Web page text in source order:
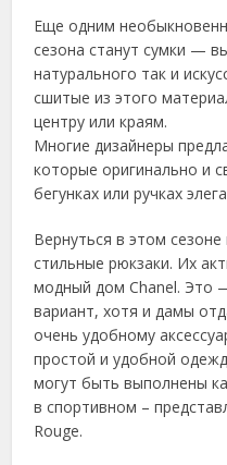
Еще одним
сезона станут сумки —
натурального так и
сшитые из этого
центру или краям.
Многие дизайнеры
которые оригинально и
бегунках или ручках
Вернуться в этом
стильные рюкзаки. Их
модный дом Chanel. Это
вариант, хотя и дамы
очень удобному
простой и удобной
могут быть выполнены
в спортивном –
Rouge.